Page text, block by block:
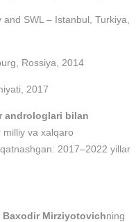
SWL – Istanbul, Turkiya,
Rossiya, 2014
2017
androloglari bilan
va xalqaro
2017–2022 yillar
Baxodir Mirziyotovichning